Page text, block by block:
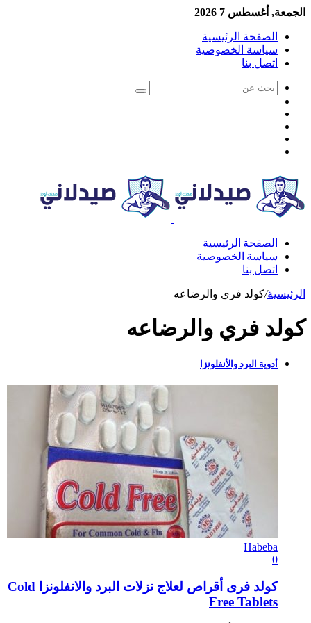
الجمعة, أغسطس 7 2026
الصفحة الرئيسية
سياسة الخصوصية
اتصل بنا
الصفحة الرئيسية
سياسة الخصوصية
اتصل بنا
الرئيسية/كولد فري والرضاعه
كولد فري والرضاعه
أدوية البرد والأنفلونزا
Habeba
0
كولد فرى أقراص لعلاج نزلات البرد والانفلونزا Cold
Free Tablets